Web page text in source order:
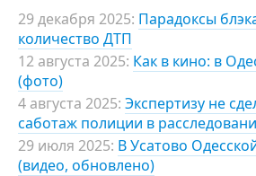
29 декабря 2025: Парадоксы
количество ДТП
12 августа 2025: Как в кино: в
(фото)
4 августа 2025: Экспертизу не
саботаж полиции в
29 июля 2025: В Усатово
(видео, обновлено)